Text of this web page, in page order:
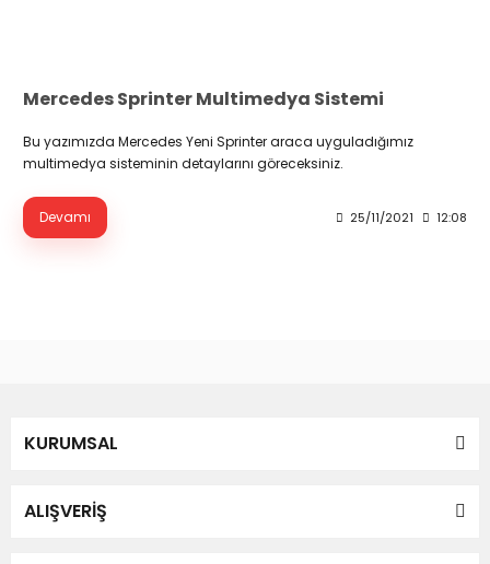
Mercedes Sprinter Multimedya Sistemi
Bu yazımızda Mercedes Yeni Sprinter araca uyguladığımız
multimedya sisteminin detaylarını göreceksiniz.
Devamı 25/11/2021 12:08
KURUMSAL
ALIŞVERİŞ